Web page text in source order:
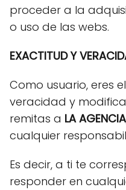
proceder a la
o uso de las webs.
EXACTITUD Y
Como usuario, eres
veracidad y
remitas a LA AGENCIA
cualquier
Es decir, a ti te
responder en